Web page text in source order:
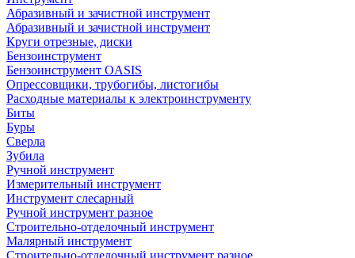
Абразивный и зачистной инструмент
Абразивный и зачистной инструмент
Круги отрезные, диски
Бензоинструмент
Бензоинструмент OASIS
Опрессовщики, трубогибы, листогибы
Расходные материалы к электроинструменту
Биты
Буры
Сверла
Зубила
Ручной инструмент
Измерительный инструмент
Инструмент слесарный
Ручной инструмент разное
Строительно-отделочный инструмент
Малярный инструмент
Строительно-отделочный инструмент разное